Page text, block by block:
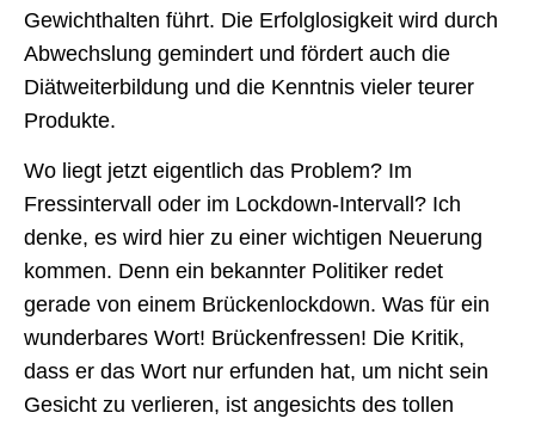
Gewichthalten führt. Die Erfolglosigkeit wird durch
Abwechslung gemindert und fördert auch die
Diätweiterbildung und die Kenntnis vieler teurer
Produkte.
Wo liegt jetzt eigentlich das Problem? Im
Fressintervall oder im Lockdown-Intervall? Ich
denke, es wird hier zu einer wichtigen Neuerung
kommen. Denn ein bekannter Politiker redet
gerade von einem Brückenlockdown. Was für ein
wunderbares Wort! Brückenfressen! Die Kritik,
dass er das Wort nur erfunden hat, um nicht sein
Gesicht zu verlieren, ist angesichts des tollen